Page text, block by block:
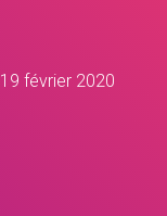
19 février 2020